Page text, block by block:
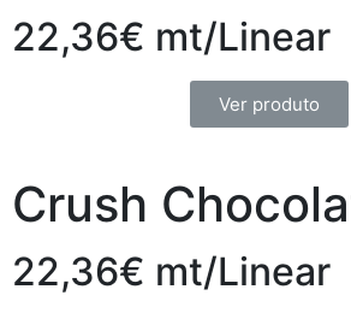
22,36€ mt/Linear
Ver produto
Crush
22,36€ mt/Linear